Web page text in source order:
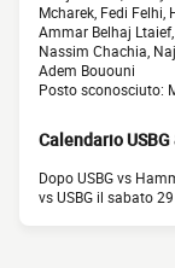
Mcharek, Fedi Felhi,
Ammar Belhaj
Nassim Chachia,
Adem Bououni
Posto sconosciuto:
Calendario
Dopo USBG vs
vs USBG il sabato